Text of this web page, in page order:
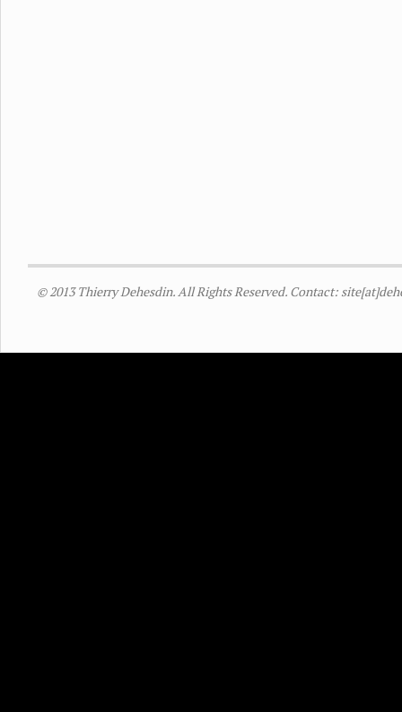
© 2013 Thierry Dehesdin. All Rights Reserved. Contact: